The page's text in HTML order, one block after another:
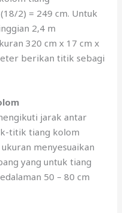
2) = 249 cm. Untuk
2,4 m
320 cm x 17 cm x
berikan titik sebagi
jarak antar
titik tiang kolom
menyesuaikan
yang untuk tiang
50 – 80 cm